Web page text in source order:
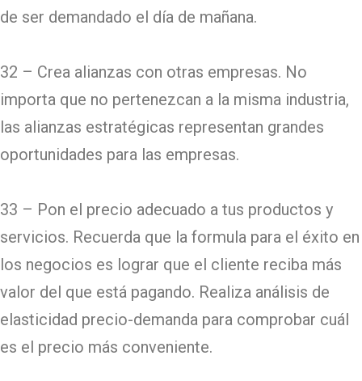
de ser demandado el día de mañana.
32 – Crea alianzas con otras empresas. No
importa que no pertenezcan a la misma industria,
las alianzas estratégicas representan grandes
oportunidades para las empresas.
33 – Pon el precio adecuado a tus productos y
servicios. Recuerda que la formula para el éxito en
los negocios es lograr que el cliente reciba más
valor del que está pagando. Realiza análisis de
elasticidad precio-demanda para comprobar cuál
es el precio más conveniente.